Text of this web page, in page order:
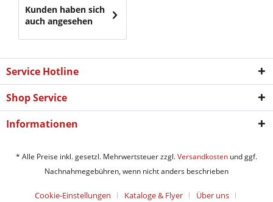
Kunden haben sich
auch angesehen
Service Hotline
Shop Service
Informationen
* Alle Preise inkl. gesetzl. Mehrwertsteuer zzgl.Versandkosten und ggf.
Nachnahmegebühren, wenn nicht anders beschrieben
Cookie-Einstellungen Kataloge & Flyer
Über uns